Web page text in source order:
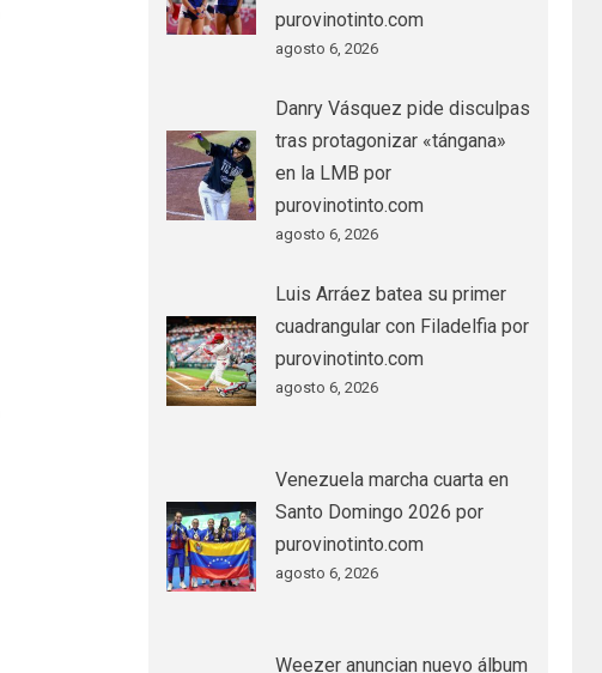
purovinotinto.com
agosto 6, 2026
Danry Vásquez pide disculpas
tras protagonizar «tángana»
en la LMB por
purovinotinto.com
agosto 6, 2026
Luis Arráez batea su primer
cuadrangular con Filadelfia por
purovinotinto.com
agosto 6, 2026
Venezuela marcha cuarta en
Santo Domingo 2026 por
purovinotinto.com
agosto 6, 2026
Weezer anuncian nuevo álbum